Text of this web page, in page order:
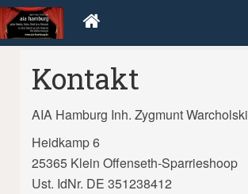
Kontakt
AIA Hamburg Inh. Zygmunt Warcholski
Heidkamp 6
25365 Klein Offenseth-Sparrieshoop
Ust. IdNr. DE 351238412